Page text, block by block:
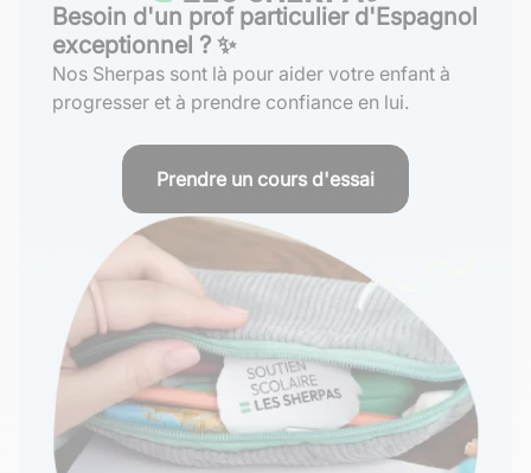
Besoin d'un prof particulier d'Espagnol
exceptionnel ? ✨
Nos Sherpas sont là pour aider votre enfant à
progresser et à prendre confiance en lui.
Prendre un cours d'essai